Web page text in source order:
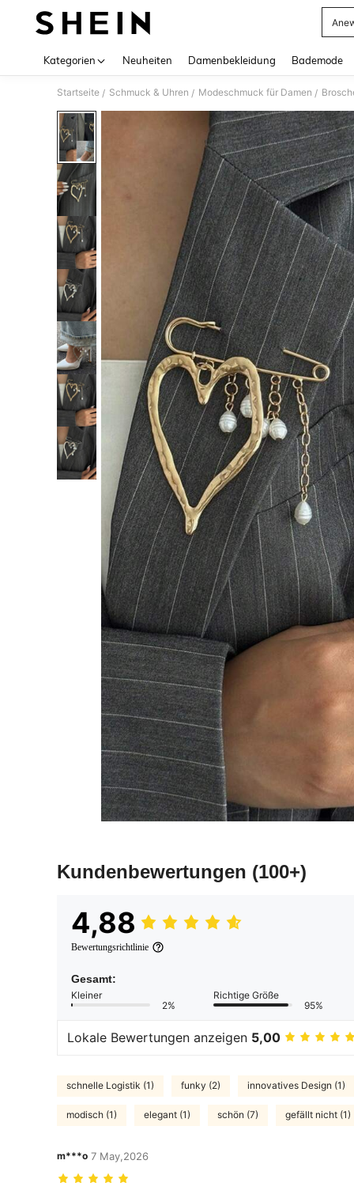
Kategorien Neuheiten Damenbekleidung Bademode
Startseite / Schmuck & Uhren / Modeschmuck für Damen /
Kundenbewertungen (100+)
4,88
Bewertungsrichtlinie
Gesamt:
Kleiner
2%
Richtige Größe
95%
Lokale Bewertungen anzeigen 5,00
schnelle Logistik (1) funky (2) innovatives Design (1)
modisch (1) elegant (1) schön (7) gefällt nicht (1)
m***o 7 May,2026